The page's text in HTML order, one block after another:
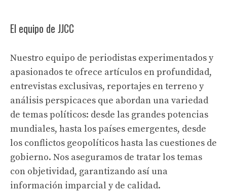
El equipo de JJCC
Nuestro equipo de periodistas experimentados y
apasionados te ofrece artículos en profundidad,
entrevistas exclusivas, reportajes en terreno y
análisis perspicaces que abordan una variedad
de temas políticos: desde las grandes potencias
mundiales, hasta los países emergentes, desde
los conflictos geopolíticos hasta las cuestiones de
gobierno. Nos aseguramos de tratar los temas
con objetividad, garantizando así una
información imparcial y de calidad.